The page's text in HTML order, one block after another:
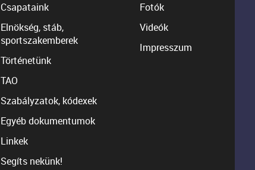
Csapataink
Elnökség, stáb,
sportszakemberek
Történetünk
TAO
Szabályzatok, kódexek
Egyéb dokumentumok
Linkek
Segíts nekünk!
Fotók
Videók
Impresszum